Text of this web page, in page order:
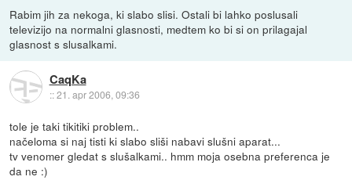
Rabim jih za nekoga, ki slabo slisi. Ostali bi lahko poslusali
televizijo na normalni glasnosti, medtem ko bi si on prilagajal
glasnost s slusalkami.
CaqKa
::21. apr 2006, 09:36
tole je taki tikitiki problem..
načeloma si naj tisti ki slabo sliši nabavi slušni aparat...
tv venomer gledat s slušalkami.. hmm moja osebna preferenca je
da ne :)